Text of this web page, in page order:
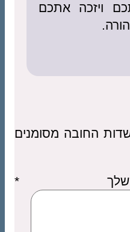
ויזכה אתכם
החובה מסומנים
שלך*